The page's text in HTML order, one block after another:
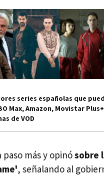
series españolas que
Max, Amazon, Movistar
de VOD
paso más y opinósobre
, señalando al